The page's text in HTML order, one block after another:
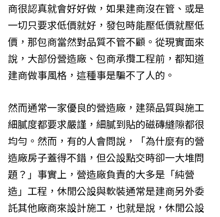
商很認真就會好好做，如果建商沒在管、或是
一切只要求低價就好，發包時能壓低價就壓低
價，那包商當然對品質不管不顧。從現實面來
說，大部份營造廠、包商承攬工程前，都知道
建商做事風格，這種事是騙不了人的。
然而通常一家優良的營造廠，建築品質與施工
細膩度都要求嚴謹，細膩到貼的磁磚縫隙都很
均勻。然而，有的人會問說，「為什麼有的營
造廠房子蓋得不錯，但公設點交時卻一大堆問
題？」事實上，營造廠負責的大多是「純營
造」工程，休閒公設與軟裝通常是建商另外委
託其他廠商來設計施工，也就是說，休閒公設